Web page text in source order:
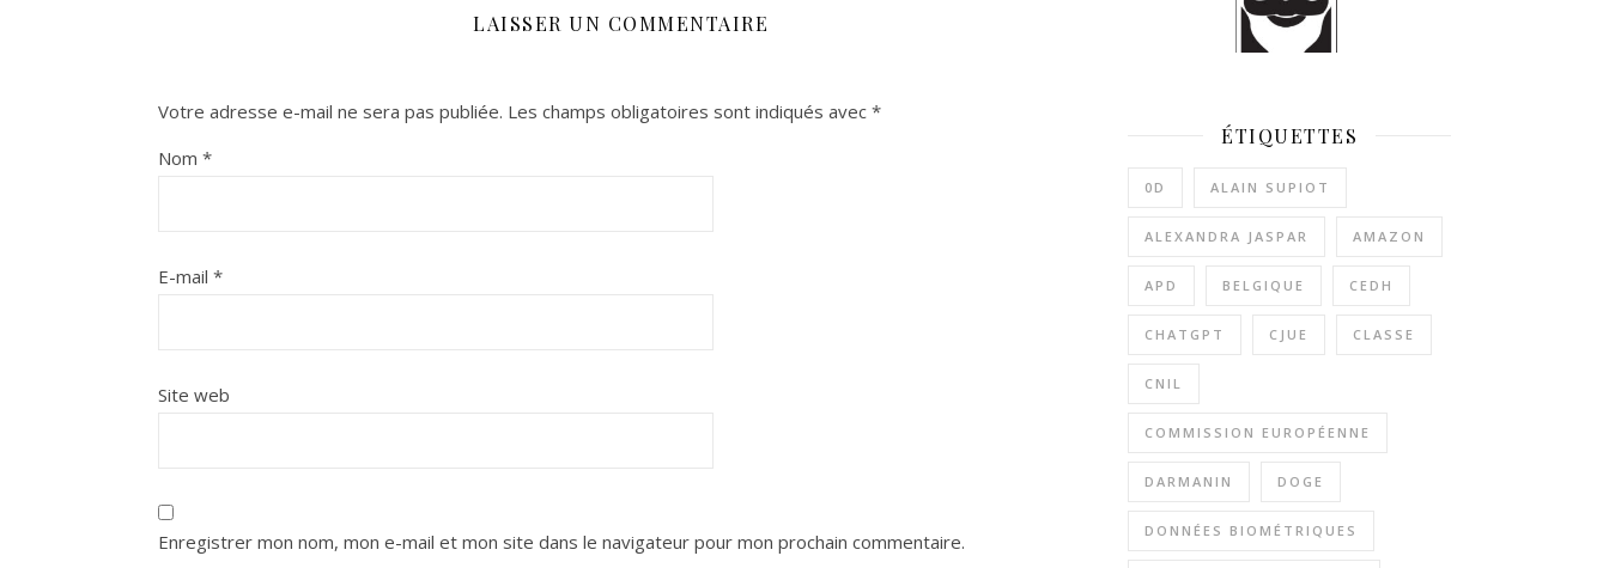
LAISSER UN COMMENTAIRE
Votre adresse e-mail ne sera pas publiée. Les champs obligatoires sont indiqués avec *
Nom *
E-mail *
Site web
Enregistrer mon nom, mon e-mail et mon site dans le navigateur pour mon prochain commentaire.
ÉTIQUETTES
0D ALAIN SUPIOT
ALEXANDRA JASPAR AMAZON
APD BELGIQUE CEDH
CHATGPT CJUE CLASSE
CNIL
COMMISSION EUROPÉENNE
DARMANIN DOGE
DONNÉES BIOMÉTRIQUES